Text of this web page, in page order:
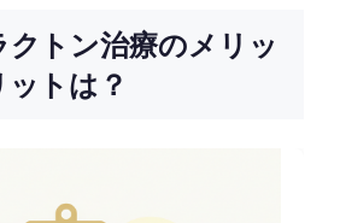
トン治療のメリッ
ットは？